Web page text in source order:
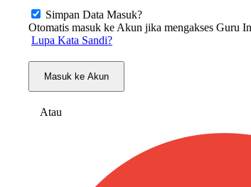
Simpan Data Masuk?
Otomatis masuk ke Akun jika mengakses Guru
Lupa Kata Sandi?
Masuk ke Akun
Atau